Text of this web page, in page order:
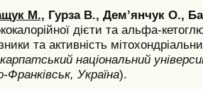
М., Гурза В., Дем’янчук О.,
дієти та альфа-
та активність
національний
Франківськ, Україна).